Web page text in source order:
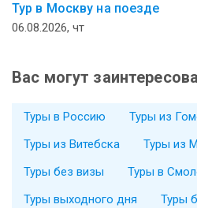
Тур в Москву на поезде
06.08.2026, чт
Вас могут
Туры в Россию
Туры из
Туры из Витебска
Туры из
Туры без визы
Туры в
Туры выходного дня
Туры